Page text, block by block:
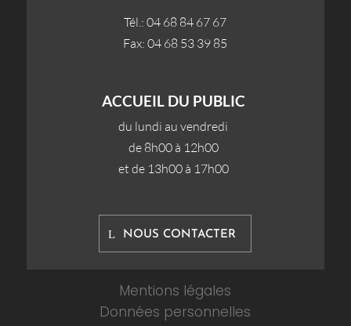
Tél.: 04 68 84 67 67
Fax: 04 68 53 39 85
ACCUEIL DU PUBLIC
du lundi au vendredi
de 8h00 à 12h00
et de 13h00 à 17h00
NOUS CONTACTER
Mentions légales
Données personnelles